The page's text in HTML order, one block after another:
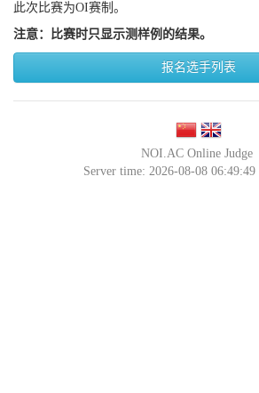
此次比赛为OI赛制。
注意：比赛时只显示测样例的结果。
报名选手列表
NOI.AC Online Judge
Server time: 2026-08-08 06:49:49 |